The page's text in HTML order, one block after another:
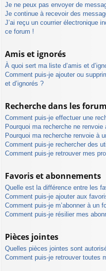
Je ne peux pas envoyer de
Je continue à recevoir des
J’ai reçu un courrier électronique
ce forum !
Amis et ignorés
À quoi sert ma liste d’amis et
Comment puis-je ajouter ou
et d’ignorés ?
Recherche dans les
Comment puis-je effectuer une
Pourquoi ma recherche ne
Pourquoi ma recherche renvoie à
Comment puis-je rechercher des
Comment puis-je retrouver mes
Favoris et abonnements
Quelle est la différence entre les
Comment puis-je ajouter aux
Comment puis-je m’abonner à un
Comment puis-je résilier mes
Pièces jointes
Quelles pièces jointes sont
Comment puis-je retrouver toutes